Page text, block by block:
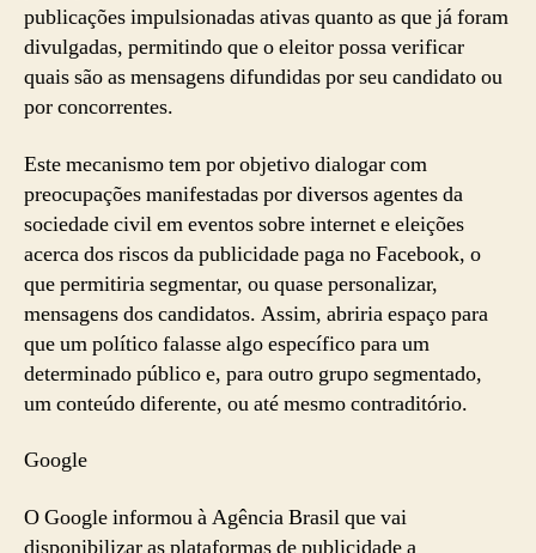
publicações impulsionadas ativas quanto as que já foram
divulgadas, permitindo que o eleitor possa verificar
quais são as mensagens difundidas por seu candidato ou
por concorrentes.
Este mecanismo tem por objetivo dialogar com
preocupações manifestadas por diversos agentes da
sociedade civil em eventos sobre internet e eleições
acerca dos riscos da publicidade paga no Facebook, o
que permitiria segmentar, ou quase personalizar,
mensagens dos candidatos. Assim, abriria espaço para
que um político falasse algo específico para um
determinado público e, para outro grupo segmentado,
um conteúdo diferente, ou até mesmo contraditório.
Google
O Google informou à Agência Brasil que vai
disponibilizar as plataformas de publicidade a